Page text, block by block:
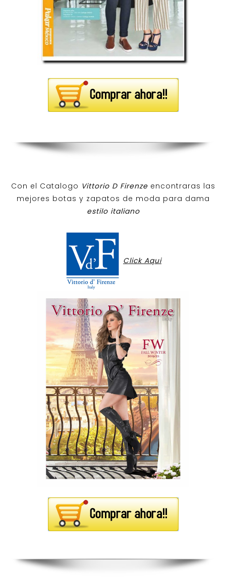
Con el Catalogo Vittorio D Firenzeencontraras las
mejores botas y zapatos de moda para dama
estilo italiano
Click Aqui